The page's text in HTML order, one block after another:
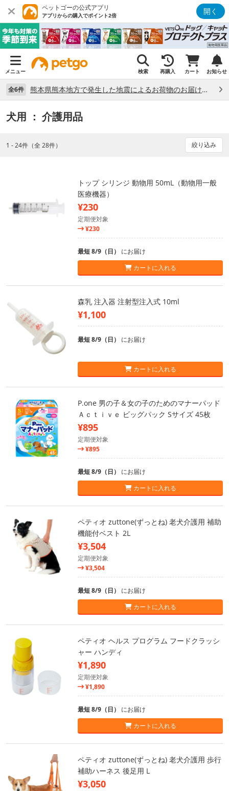
ペットゴーの公式アプリ
アプリからの購入でポイント2倍 開く
メニュー 検索 再購入 カート お知らせ
全6件 熊本県熊本地方で発生した地震によるお荷物のお届け状況について （7/28）
犬用 ： 介護用品
1 - 24件（全 28件） 絞り込み
トップ シリンジ 動物用 50mL（動物用一般
医療機器）
¥230
定期便対象
¥230
最短 8/9（日） にお届け
カートに入れる
森乳 注入器 注射型注入式 10ml
¥1,100
最短 8/9（日） にお届け
カートに入れる
P.one 男の子＆女の子のためのマナーパッド
Ａｃｔｉｖｅ ビッグパック Sサイズ 45枚
¥895
定期便対象
¥895
最短 8/9（日） にお届け
カートに入れる
ペティオ zuttone(ずっとね) 老犬介護用 補助
機能付ベスト 2L
¥3,504
定期便対象
¥3,504
最短 8/9（日） にお届け
カートに入れる
ペティオ ヘルス プログラム フードクラッシ
ャー ハンディ
¥1,890
定期便対象
¥1,890
最短 8/9（日） にお届け
カートに入れる
ペティオ zuttone(ずっとね) 老犬介護用 歩行
補助ハーネス 後足用 L
¥3,050